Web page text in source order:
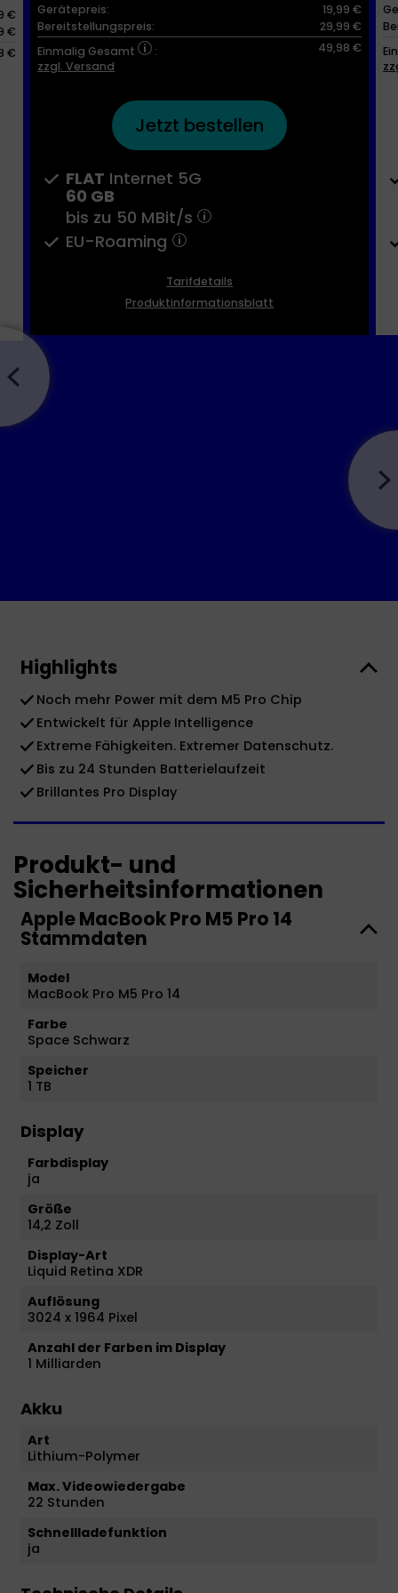
€
€
€
Gerätepreis:
19,99 €
Bereitstellungspreis:
29,99 €
Einmalig Gesamt
:
49,98 €
zzgl. Versand
Jetzt bestellen
FLAT Internet 5G
60 GB
bis zu 50 MBit/s
EU-Roaming
Tarifdetails
Produktinformationsblatt
Highlights
Noch mehr Power mit dem M5 Pro Chip
Entwickelt für Apple Intelligence
Extreme Fähigkeiten. Extremer Datenschutz.
Bis zu 24 Stunden Batterielaufzeit
Brillantes Pro Display
Produkt- und
Sicherheitsinformationen
Apple MacBook Pro M5 Pro 14
Stammdaten
Model
MacBook Pro M5 Pro 14
Farbe
Space Schwarz
Speicher
1 TB
Display
Farbdisplay
ja
Größe
14,2 Zoll
Display-Art
Liquid Retina XDR
Auflösung
3024 x 1964 Pixel
Anzahl der Farben im Display
1 Milliarden
Akku
Art
Lithium-Polymer
Max. Videowiedergabe
22 Stunden
Schnellladefunktion
ja